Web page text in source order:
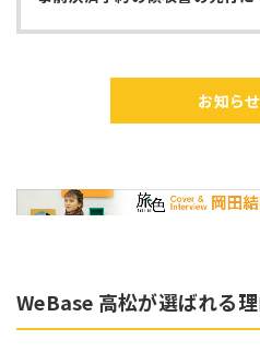
お知ら
WeBase 高松が選ばれる